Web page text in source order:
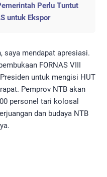
Perlu Tuntut
untuk Ekspor
saya mendapat apresiasi.
FORNAS VIII
untuk mengisi HUT
Pemprov NTB akan
personel tari kolosal
dan budaya NTB